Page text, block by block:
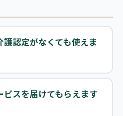
認定がなくても使えま
ビスを届けてもらえます